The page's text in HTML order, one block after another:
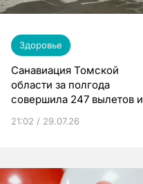
Здоровье
Санавиация Томской
области за полгода
совершила 247 вылетов и
21:02 / 29.07.26